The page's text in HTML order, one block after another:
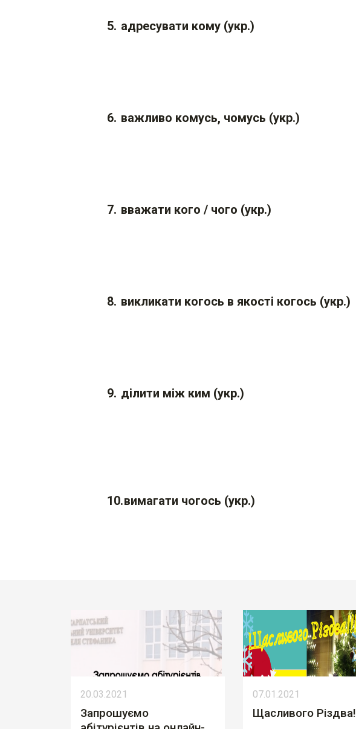
адресувати кому (укр.)
важливо комусь, чомусь (укр.)
вважати кого / чого (укр.)
викликати когось в якості когось (укр.)
ділити між ким (укр.)
вимагати чогось (укр.)
20.03.2021
Запрошуємо
07.01.2021
Щасливого Різдва!